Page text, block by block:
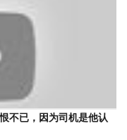
不已，因为司机是他认